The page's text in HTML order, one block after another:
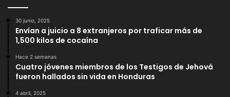
30 junio, 2025
Envían a juicio a 8 extranjeros por traficar más de
1,500 kilos de cocaína
Hace 2 semanas
Cuatro jóvenes miembros de los Testigos de Jehová
fueron hallados sin vida en Honduras
4 abril, 2025